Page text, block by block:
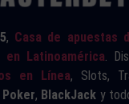
, Casa de apuestas
en Latinoamérica .
en Línea, Slots,
Poker, BlackJack y